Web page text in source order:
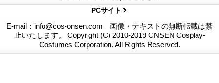
PCサイト
E-mail：info@cos-onsen.com 画像・テキストの無断転載は禁
止いたします。 Copyright (C) 2010-2019 ONSEN Cosplay-
Costumes Corporation. All Rights Reserved.